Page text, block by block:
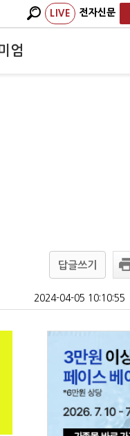
LIVE 전자신문
엄
답글쓰기
2024-04-05 10:10:55